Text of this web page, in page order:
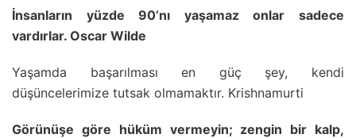
İnsanların yüzde 90’nı yaşamaz onlar sadece
vardırlar. Oscar Wilde
Yaşamda başarılması en güç şey, kendi
düşüncelerimize tutsak olmamaktır. Krishnamurti
Görünüşe göre hüküm vermeyin; zengin bir kalp,